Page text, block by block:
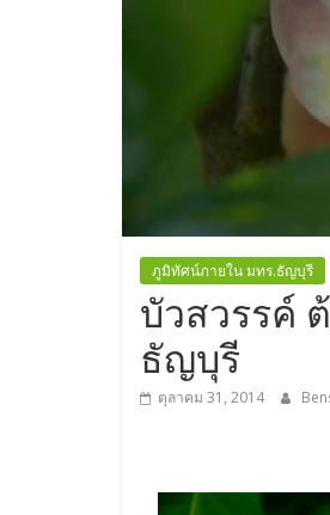
ภูมิทัศน์ภายใน มทร.ธัญบุรี
บัวสวรรค์
ธัญบุรี
ตุลาคม 31, 2014